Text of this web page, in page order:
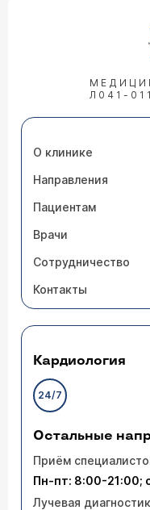
Л041-
О клинике
Направления
Пациентам
Врачи
Сотрудничество
Контакты
Кардиология
24/7
Остальные
Приём
Пн-пт: 8:00-21:00;
Лучевая